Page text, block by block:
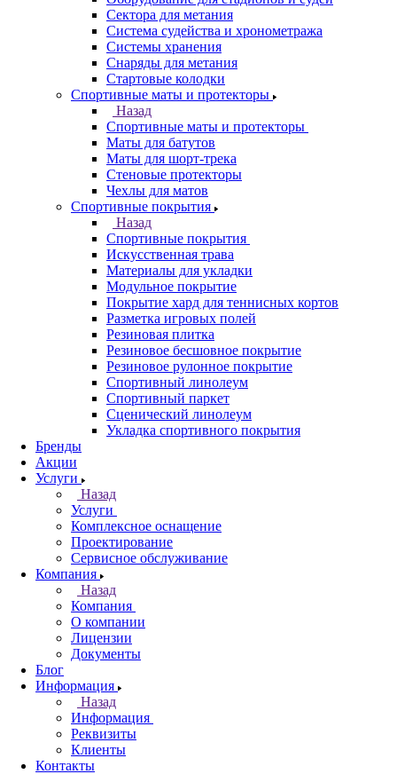
Сектора для метания
Система судейства и хронометража
Системы хранения
Снаряды для метания
Стартовые колодки
Спортивные маты и протекторы
Назад
Спортивные маты и протекторы
Маты для батутов
Маты для шорт-трека
Стеновые протекторы
Чехлы для матов
Спортивные покрытия
Назад
Спортивные покрытия
Искусственная трава
Материалы для укладки
Модульное покрытие
Покрытие хард для теннисных кортов
Разметка игровых полей
Резиновая плитка
Резиновое бесшовное покрытие
Резиновое рулонное покрытие
Спортивный линолеум
Спортивный паркет
Сценический линолеум
Укладка спортивного покрытия
Бренды
Акции
Услуги
Назад
Услуги
Комплексное оснащение
Проектирование
Сервисное обслуживание
Компания
Назад
Компания
О компании
Лицензии
Документы
Блог
Информация
Назад
Информация
Реквизиты
Клиенты
Контакты